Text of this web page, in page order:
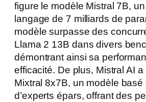
figure le modèle Mistral 7B,
langage de 7 milliards de
modèle surpasse des
Llama 2 13B dans divers
démontrant ainsi sa
efficacité. De plus, Mistral AI
Mixtral 8x7B, un modèle
d’experts épars, offrant des